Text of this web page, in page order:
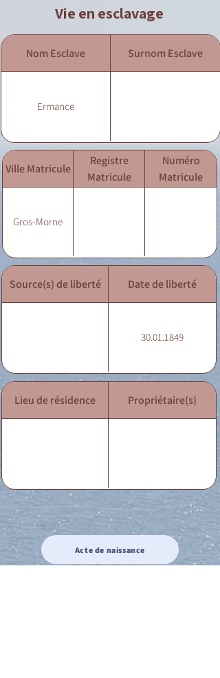
Vie en esclavage
Nom Esclave Surnom Esclave
Ermance
Ville Matricule
Registre
Matricule
Numéro
Matricule
Gros-Morne
Source(s) de liberté Date de liberté
30.01.1849
Lieu de résidence Propriétaire(s)
Acte de naissance